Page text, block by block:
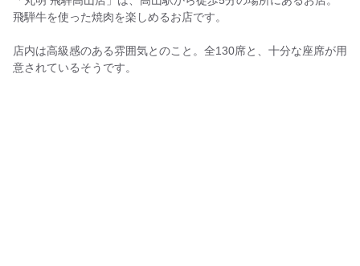
飛騨牛を使った焼肉を楽しめるお店です。
店内は高級感のある雰囲気とのこと。全130席と、十分な座席が用
意されているそうです。